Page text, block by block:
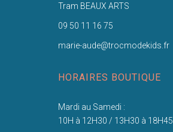
Tram BEAUX ARTS
09 50 11 16 75
marie-aude@trocmodekids.fr
HORAIRES BOUTIQUE
Mardi au Samedi :
10H à 12H30 / 13H30 à 18H45